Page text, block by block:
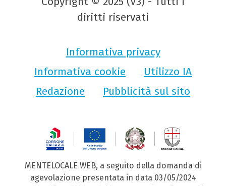
diritti riservati
Informativa privacy
Informativa cookie
Utilizzo IA
Redazione
Pubblicità sul sito
MENTELOCALE WEB, a seguito della domanda di
agevolazione presentata in data 03/05/2024